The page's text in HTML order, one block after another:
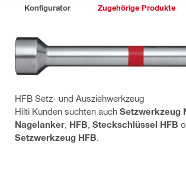
Konfigurator Zugehörige Produkte
HFB Setz- und Ausziehwerkzeug
Hilti Kunden suchten auch Setzwerkzeug
Nagelanker HFB Steckschlüssel HFB
Setzwerkzeug HFB